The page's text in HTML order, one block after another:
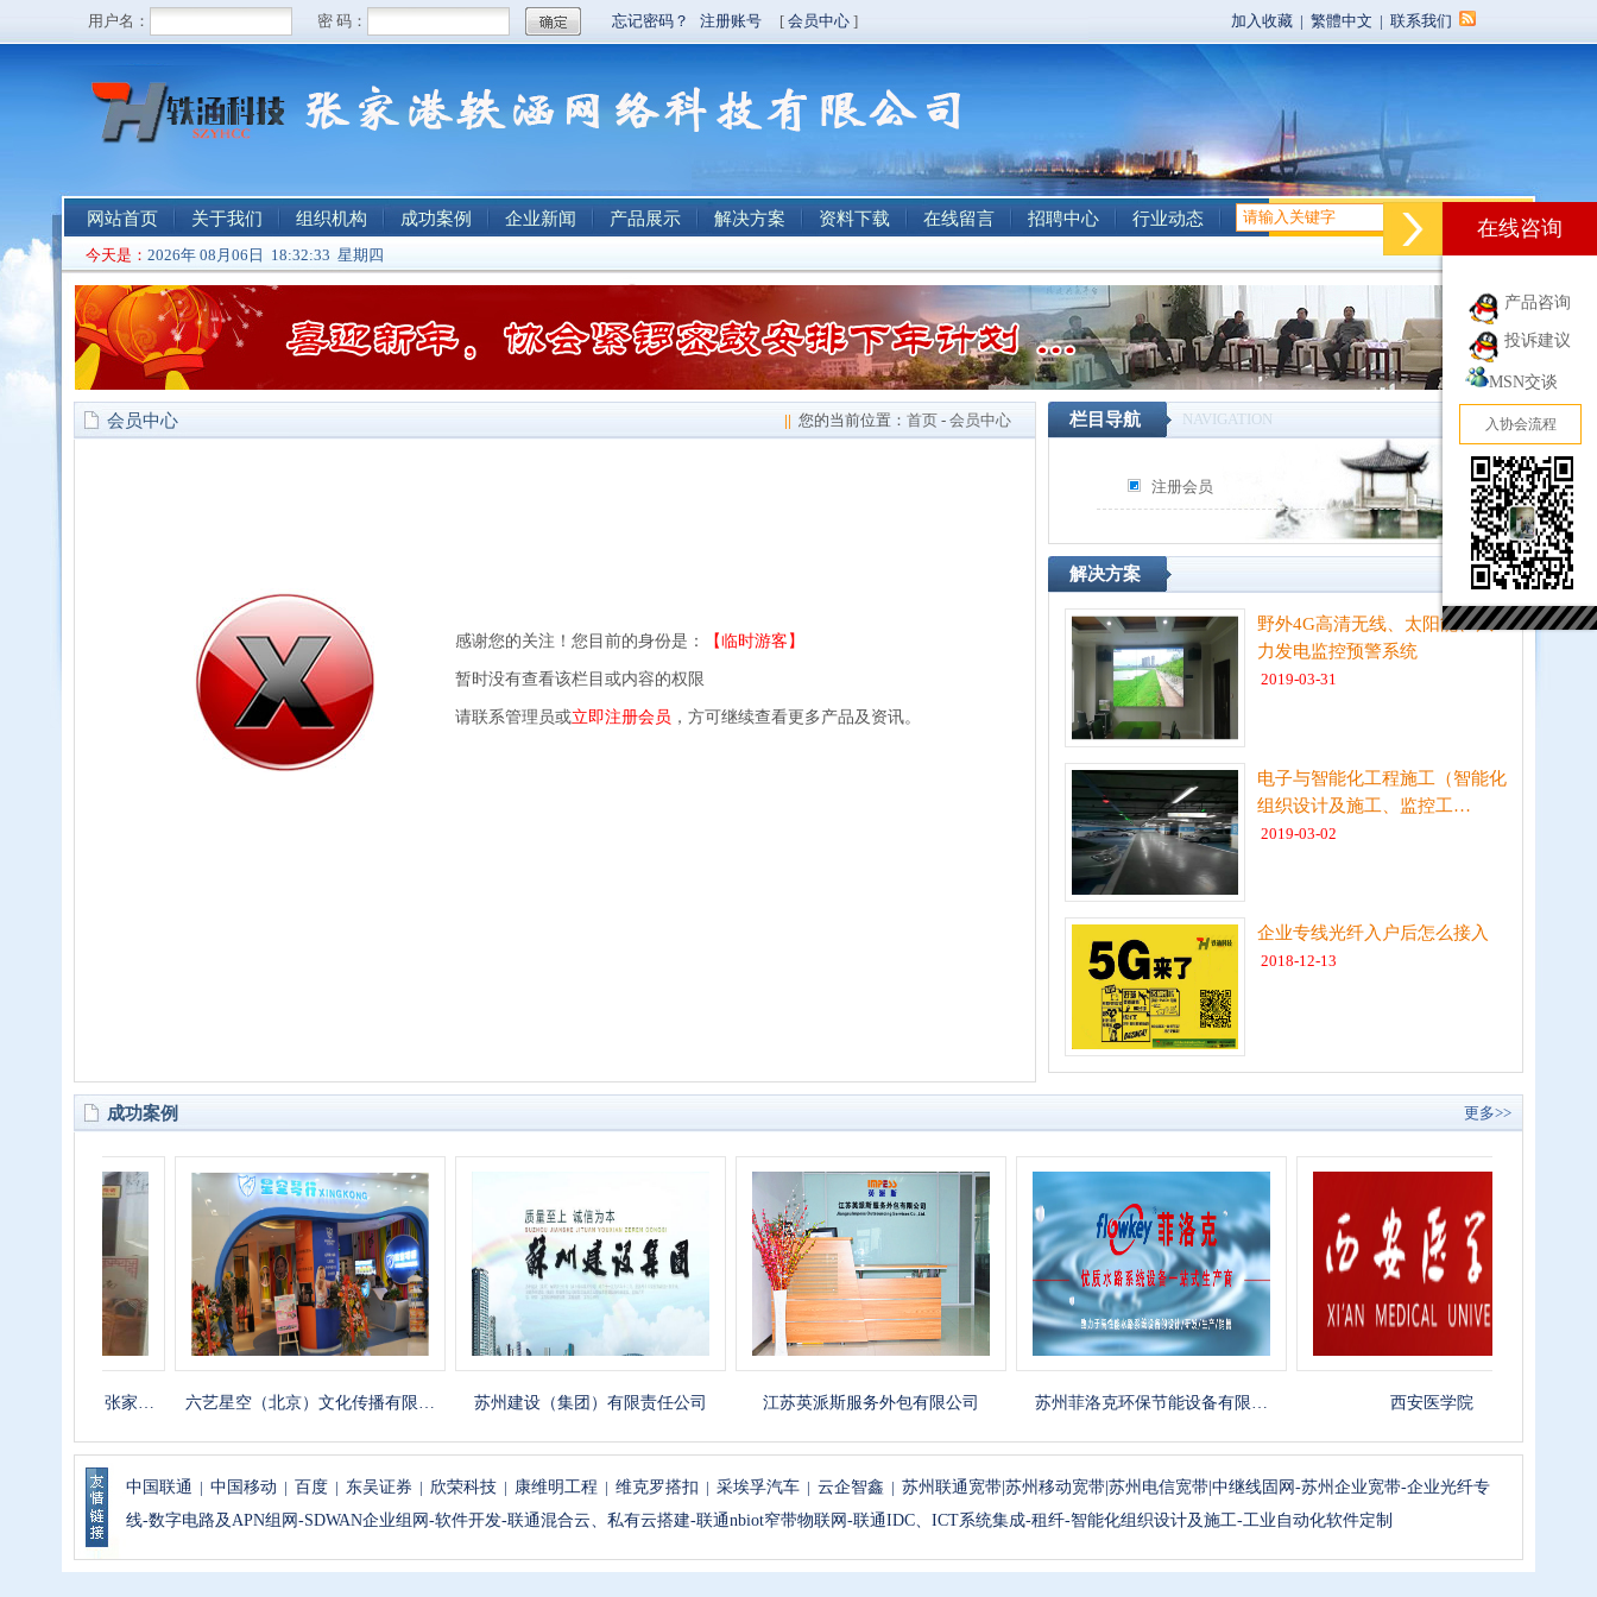
加入收藏 | 繁體中文 | 联系我们
网站首页 关于我们 组织机构 成功案例 企业新闻 产品展示 解决方案 资料下载 在线留言 招聘中心 行业动态
今天是： 2026年 08月06日 18:32:33 星期四
会员中心 || 您的当前位置： 首页 - 会员中心
感谢您的关注！您目前的身份是： 【临时游客】
暂时没有查看该栏目或内容的权限
请联系管理员或立即注册会员 ，方可继续查看更多产品及资讯。
栏目导航 NAVIGATION
注册会员
解决方案 更多>>
野外4G高清无线、太阳能、风
力发电监控预警系统
2019-03-31
电子与智能化工程施工（智能化
组织设计及施工、监控工…
2019-03-02
企业专线光纤入户后怎么接入
2018-12-13
成功案例 更多>>
科技（张家… 六艺星空（北京）文化传播有限… 苏州建设（集团）有限责任公司 江苏英派斯服务外包有限公司 苏州菲洛克环保节能设备有限… 西安医学院
中国联通 | 中国移动 | 百度 | 东吴证券 | 欣荣科技 | 康维明工程 | 维克罗搭扣 | 采埃孚汽车 | 云企智鑫 | 苏州联通宽带|苏州移动宽带|苏州电信宽带|中继线固网-苏州企业宽带-企业光纤专
线-数字电路及APN组网-SDWAN企业组网-软件开发-联通混合云、私有云搭建-联通nbiot窄带物联网-联通IDC、ICT系统集成-租纤-智能化组织设计及施工-工业自动化软件定制
在线咨询
产品咨询
投诉建议
MSN交谈
入协会流程